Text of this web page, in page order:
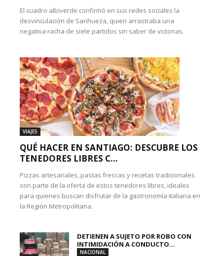
El cuadro albiverde confirmó en sus redes sociales la
desvinculación de Sanhueza, quien arrastraba una
negativa racha de siete partidos sin saber de victorias.
VIAJES
QUÉ HACER EN SANTIAGO: DESCUBRE LOS
TENEDORES LIBRES C...
Pizzas artesanales, pastas frescas y recetas tradicionales
son parte de la oferta de estos tenedores libres, ideales
para quienes buscan disfrutar de la gastronomía italiana en
la Región Metropolitana.
DETIENEN A SUJETO POR ROBO CON
INTIMIDACIÓN A CONDUCTO...
NACIONAL